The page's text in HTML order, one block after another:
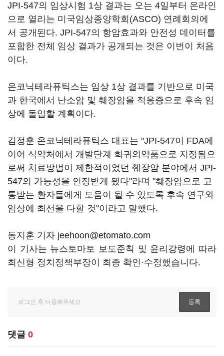
JPI-547의 임상시험 1상 결과는 오는 4일부터 온라인
으로 열리는 미국임상종양학회(ASCO) 연례회의에
서 공개된다. JPI-547의 항암효과와 안전성 데이터를
포함한 전체 임상 결과가 공개되는 것은 이번이 처음
이다.
온코닉테라퓨틱스는 임상 1상 결과를 기반으로 미국
과 한국에서 난소암 및 췌장암을 적응증으로 후속 임
상에 돌입할 계획이다.
김정훈 온코닉테라퓨틱스 대표는 "JPI-547이 FDA에
이어 식약처에서 개발단계 희귀의약품으로 지정됨으
로써 치료방법이 제한적이었던 췌장암 분야에서 JPI-
547의 가능성을 인정받게 됐다"라며 "췌장암으로 고
통받는 환자들에게 도움이 될 수 있도록 후속 연구와
임상에 최선을 다할 것"이라고 말했다.
동지훈 기자 jeehoon@etomato.com
이 기사는 뉴스토마토 보도준칙 및 윤리강령에 따라
최신형 정치정책부장이 최종 확인·수정했습니다.
댓글 0